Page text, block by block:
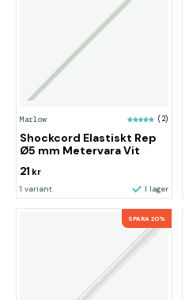
Marlow (2)
Shockcord Elastiskt Rep
Ø5 mm Metervara Vit
21 kr
1 variant I lager
SPARA 20%